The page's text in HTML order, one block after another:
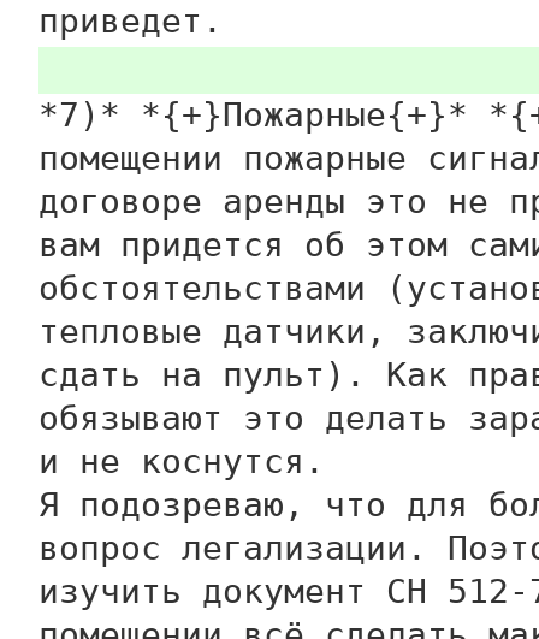
приведет.
*7)* *{+}Пожарные{+}*
помещении пожарные
договоре аренды это не
вам придется об этом
обстоятельствами
тепловые датчики,
сдать на пульт). Как
обязывают это делать
и не коснутся.
Я подозреваю, что для
вопрос легализации.
изучить документ СН